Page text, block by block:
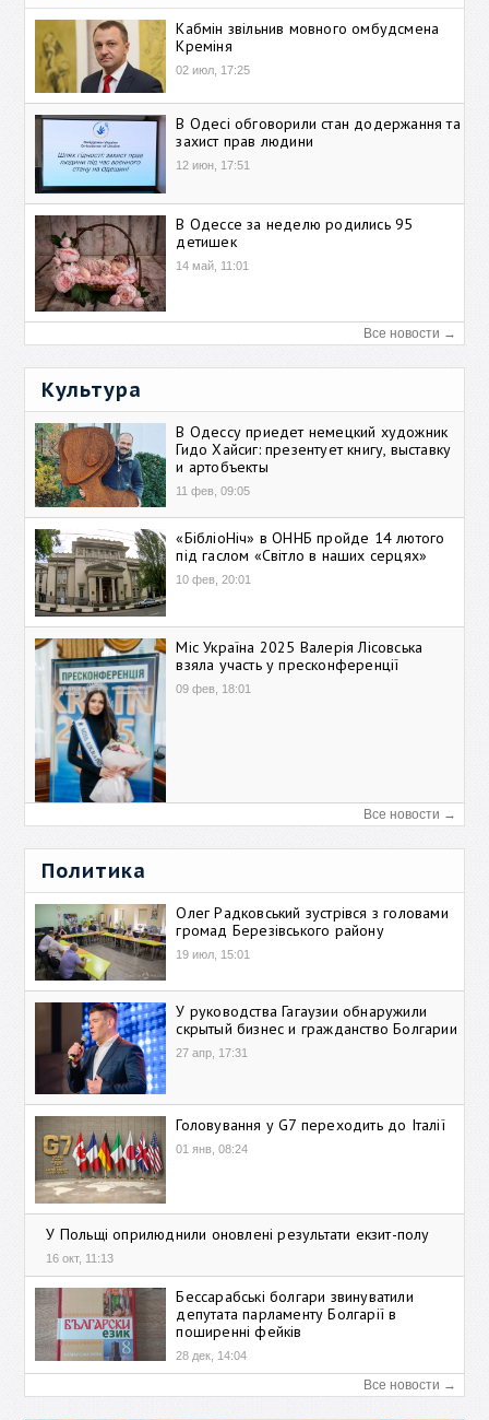
Кабмін звільнив мовного омбудсмена
Креміня
02 июл, 17:25
В Одесі обговорили стан додержання та
захист прав людини
12 июн, 17:51
В Одессе за неделю родились 95
детишек
14 май, 11:01
Все новости →
Культура
В Одессу приедет немецкий художник
Гидо Хайсиг: презентует книгу, выставку
и артобъекты
11 фев, 09:05
«БібліоНіч» в ОННБ пройде 14 лютого
під гаслом «Світло в наших серцях»
10 фев, 20:01
Міс Україна 2025 Валерія Лісовська
взяла участь у пресконференції
09 фев, 18:01
Все новости →
Политика
Олег Радковський зустрівся з головами
громад Березівського району
19 июл, 15:01
У руководства Гагаузии обнаружили
скрытый бизнес и гражданство Болгарии
27 апр, 17:31
Головування у G7 переходить до Італії
01 янв, 08:24
У Польщі оприлюднили оновлені результати екзит-полу
16 окт, 11:13
Бессарабські болгари звинуватили
депутата парламенту Болгарії в
поширенні фейків
28 дек, 14:04
Все новости →